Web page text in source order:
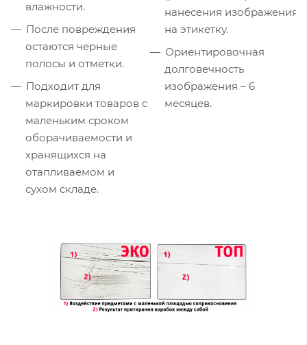
влажности.
После повреждения
остаются черные
полосы и отметки.
Подходит для
маркировки товаров с
маленьким сроком
оборачиваемости и
хранящихся на
отапливаемом и
сухом складе.
нанесения изображения
на этикетку.
Ориентировочная
долговечность
изображения – 6
месяцев.